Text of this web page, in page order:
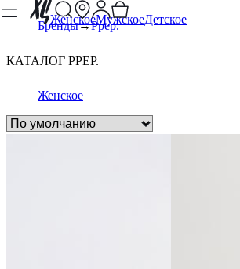
ЖенскоеМужскоеДетское
Бренды Ppep.
КАТАЛОГ PPEP.
Женское